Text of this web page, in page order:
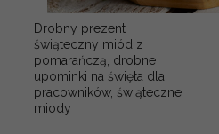
Drobny prezent
świąteczny miód z
pomarańczą, drobne
upominki na święta dla
pracowników, świąteczne
miody